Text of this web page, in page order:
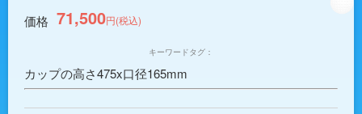
価格 71,500円(税込)
キーワードタグ：
カップの高さ475x口径165mm